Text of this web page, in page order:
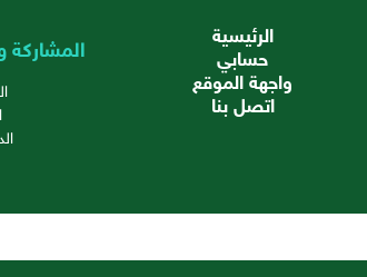
الرئيسية
حسابي
واجهة الموقع
اتصل بنا
المشاركة